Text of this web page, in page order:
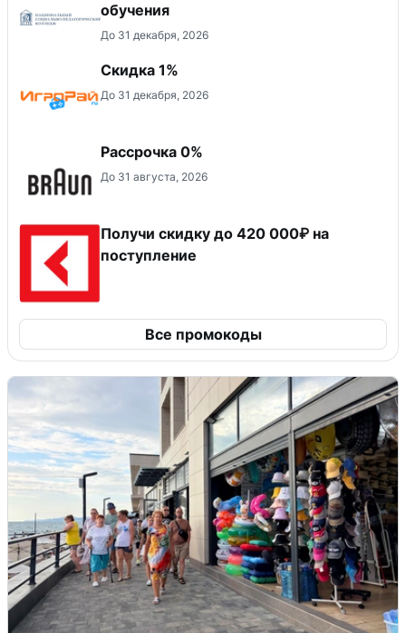
обучения
До 31 декабря, 2026
Скидка 1%
До 31 декабря, 2026
Рассрочка 0%
До 31 августа, 2026
Получи скидку до 420 000₽ на
поступление
Все промокоды